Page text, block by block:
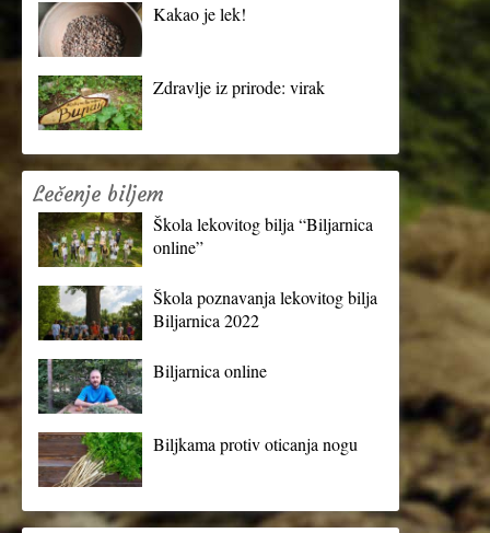
Kakao je lek!
Zdravlje iz prirode: virak
Lečenje biljem
Škola lekovitog bilja “Biljarnica
online”
Škola poznavanja lekovitog bilja
Biljarnica 2022
Biljarnica online
Biljkama protiv oticanja nogu